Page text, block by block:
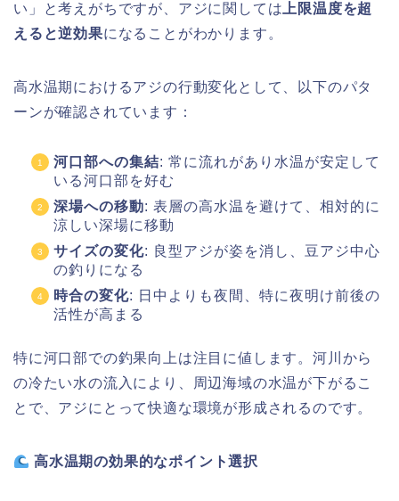
い」と考えがちですが、アジに関しては 上限温度を超
えると逆効果になることがわかります。
高水温期におけるアジの行動変化として、以下のパタ
ーンが確認されています：
河口部への集結: 常に流れがあり水温が安定して
いる河口部を好む
深場への移動: 表層の高水温を避けて、相対的に
涼しい深場に移動
サイズの変化: 良型アジが姿を消し、豆アジ中心
の釣りになる
時合の変化: 日中よりも夜間、特に夜明け前後の
活性が高まる
特に河口部での釣果向上は注目に値します。河川から
の冷たい水の流入により、周辺海域の水温が下がるこ
とで、アジにとって快適な環境が形成されるのです。
高水温期の効果的なポイント選択